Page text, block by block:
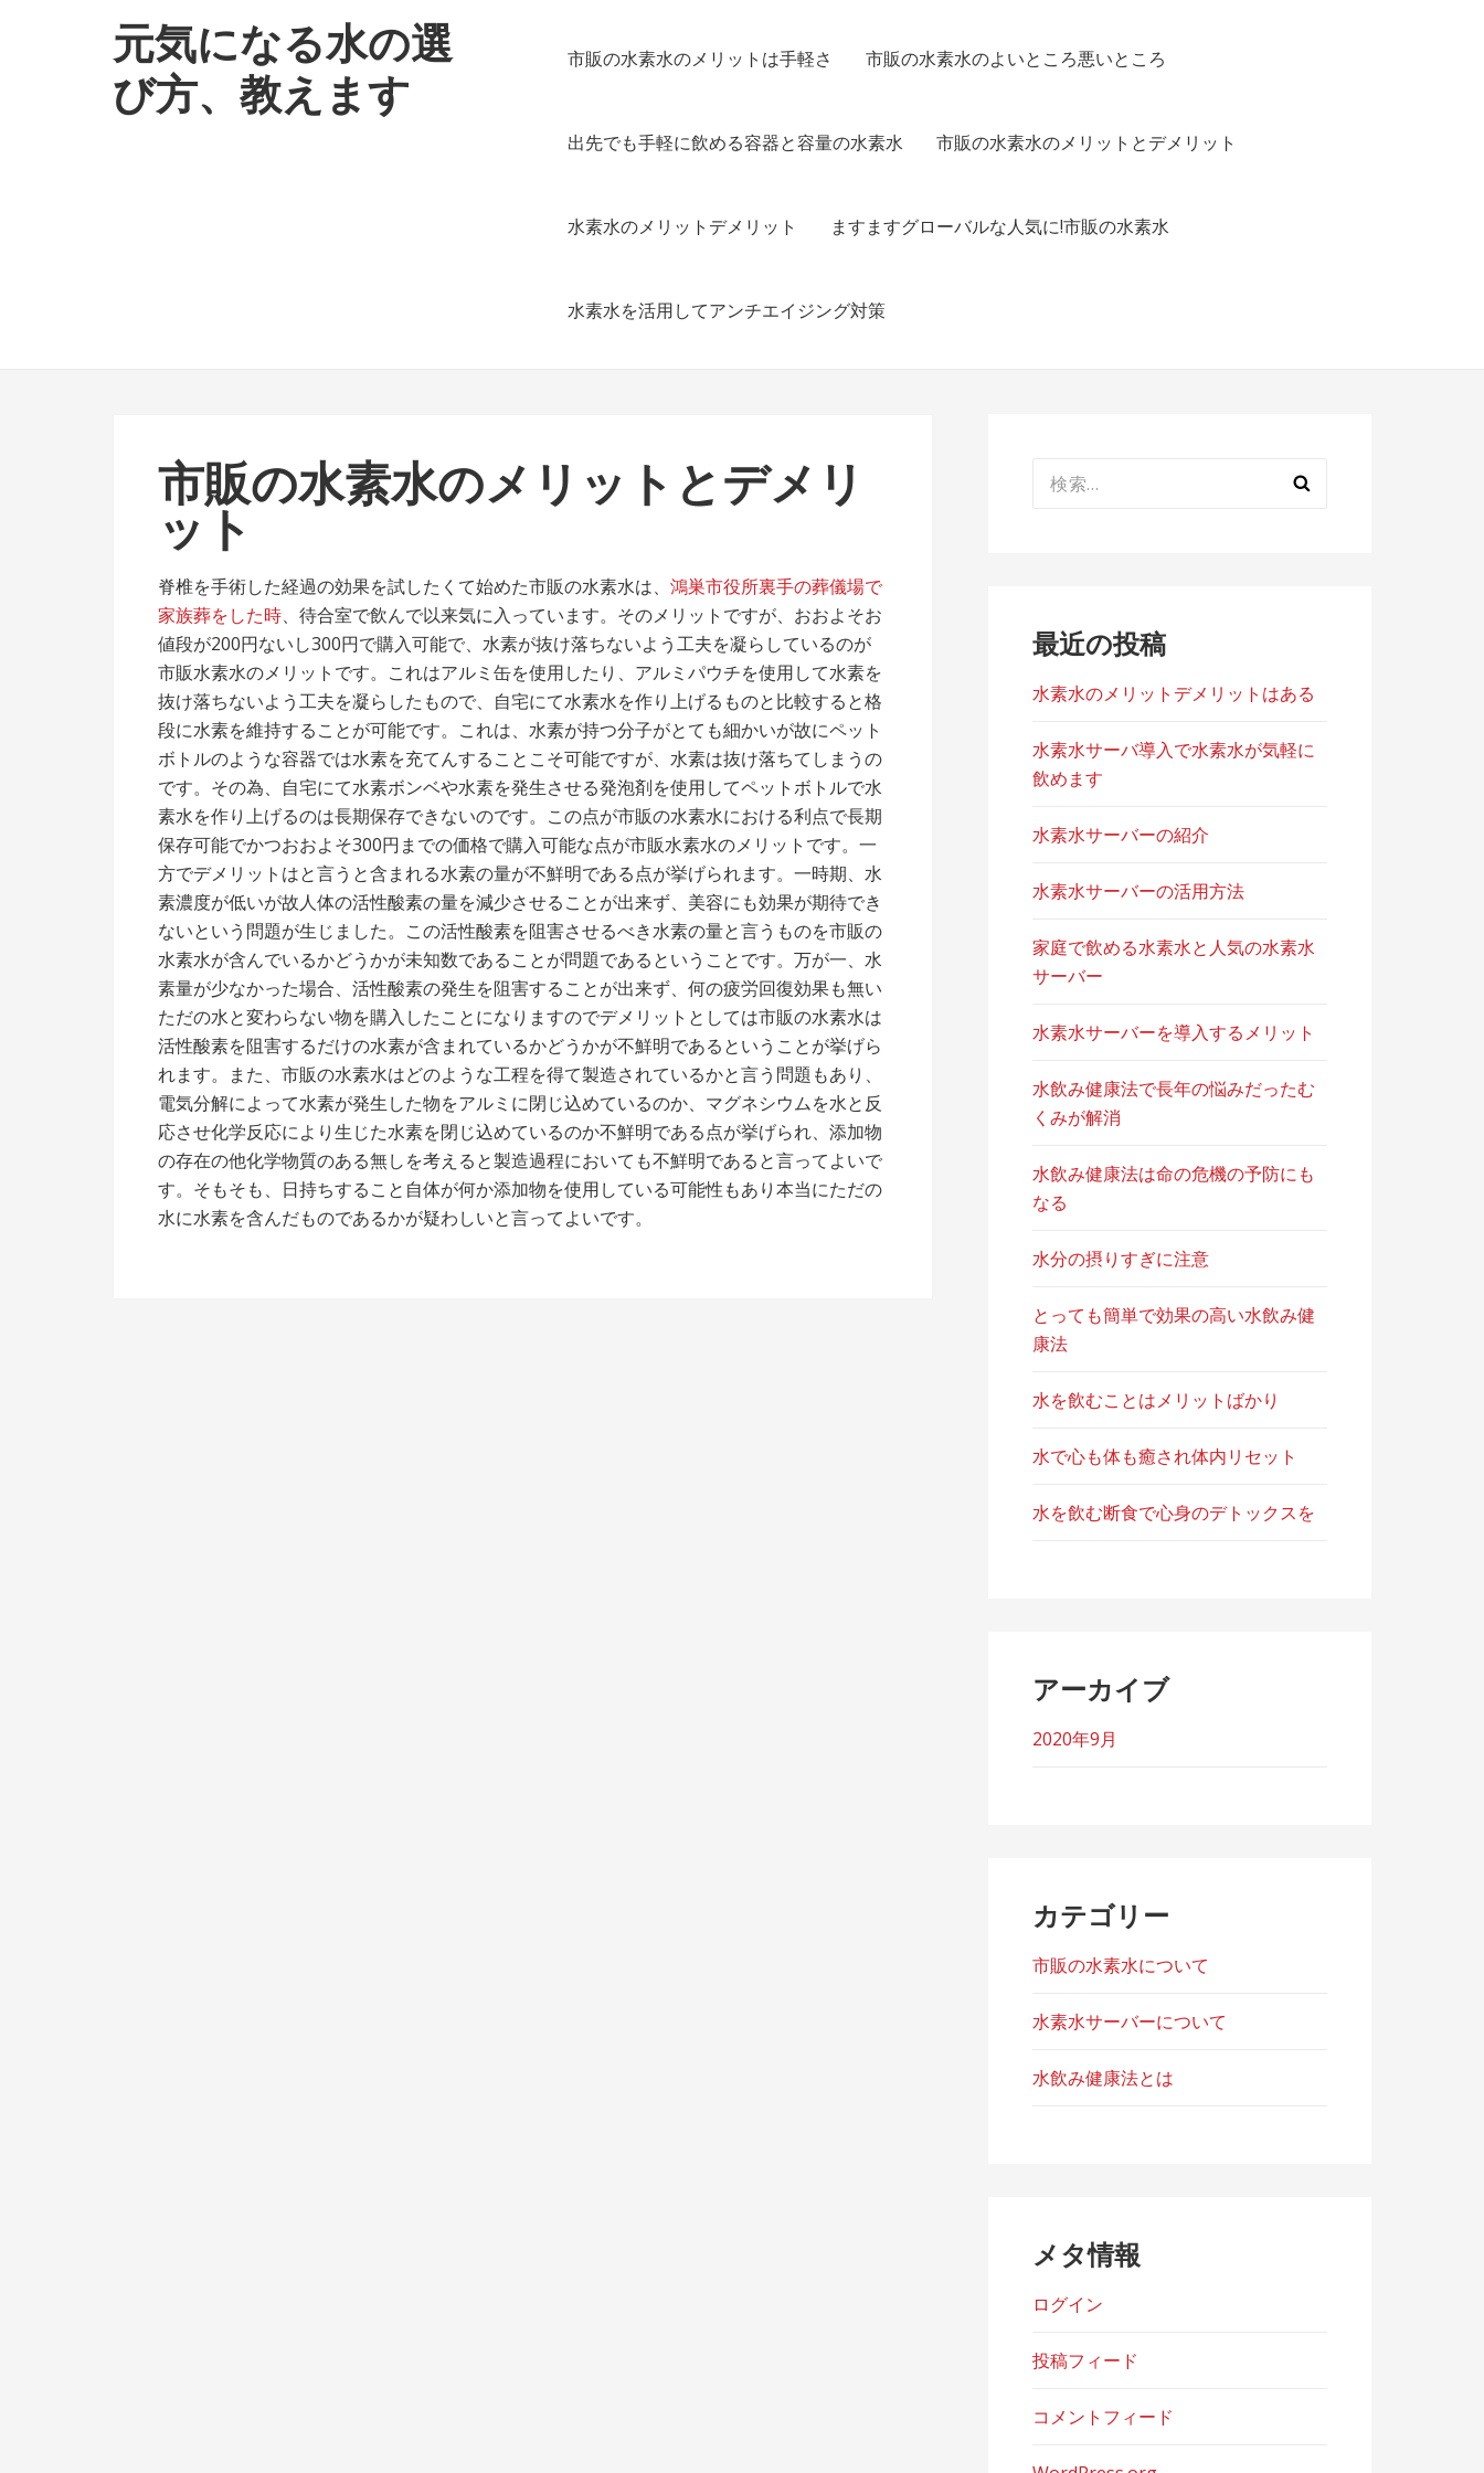
ビ
ゲ
ー
ン
テ
ン
元気になる水の選
び方、教えます
市販の水素水のメリットは手軽さ 市販の水素水のよいところ悪いところ
出先でも手軽に飲める容器と容量の水素水 市販の水素水のメリットとデメリット
水素水のメリットデメリット ますますグローバルな人気に!市販の水素水
水素水を活用してアンチエイジング対策
市販の水素水のメリットとデメリ
ット
脊椎を手術した経過の効果を試したくて始めた市販の水素水は、 鴻巣市役所裏手の葬儀場で
家族葬をした時、待合室で飲んで以来気に入っています。そのメリットですが、おおよそお
値段が200円ないし300円で購入可能で、水素が抜け落ちないよう工夫を凝らしているのが
市販水素水のメリットです。これはアルミ缶を使用したり、アルミパウチを使用して水素を
抜け落ちないよう工夫を凝らしたもので、自宅にて水素水を作り上げるものと比較すると格
段に水素を維持することが可能です。これは、水素が持つ分子がとても細かいが故にペット
ボトルのような容器では水素を充てんすることこそ可能ですが、水素は抜け落ちてしまうの
です。その為、自宅にて水素ボンベや水素を発生させる発泡剤を使用してペットボトルで水
素水を作り上げるのは長期保存できないのです。この点が市販の水素水における利点で長期
保存可能でかつおおよそ300円までの価格で購入可能な点が市販水素水のメリットです。一
方でデメリットはと言うと含まれる水素の量が不鮮明である点が挙げられます。一時期、水
素濃度が低いが故人体の活性酸素の量を減少させることが出来ず、美容にも効果が期待でき
ないという問題が生じました。この活性酸素を阻害させるべき水素の量と言うものを市販の
水素水が含んでいるかどうかが未知数であることが問題であるということです。万が一、水
素量が少なかった場合、活性酸素の発生を阻害することが出来ず、何の疲労回復効果も無い
ただの水と変わらない物を購入したことになりますのでデメリットとしては市販の水素水は
活性酸素を阻害するだけの水素が含まれているかどうかが不鮮明であるということが挙げら
れます。また、市販の水素水はどのような工程を得て製造されているかと言う問題もあり、
電気分解によって水素が発生した物をアルミに閉じ込めているのか、マグネシウムを水と反
応させ化学反応により生じた水素を閉じ込めているのか不鮮明である点が挙げられ、添加物
の存在の他化学物質のある無しを考えると製造過程においても不鮮明であると言ってよいで
す。そもそも、日持ちすること自体が何か添加物を使用している可能性もあり本当にただの
水に水素を含んだものであるかが疑わしいと言ってよいです。
最近の投稿
水素水のメリットデメリットはある
水素水サーバ導入で水素水が気軽に
飲めます
水素水サーバーの紹介
水素水サーバーの活用方法
家庭で飲める水素水と人気の水素水
サーバー
水素水サーバーを導入するメリット
水飲み健康法で長年の悩みだったむ
くみが解消
水飲み健康法は命の危機の予防にも
なる
水分の摂りすぎに注意
とっても簡単で効果の高い水飲み健
康法
水を飲むことはメリットばかり
水で心も体も癒され体内リセット
水を飲む断食で心身のデトックスを
アーカイブ
2020年9月
カテゴリー
市販の水素水について
水素水サーバーについて
水飲み健康法とは
メタ情報
ログイン
投稿フィード
コメントフィード